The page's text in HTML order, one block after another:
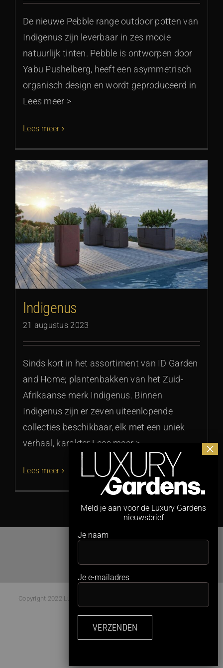
De nieuwe Pebble range outdoor potten van
Indigenus zijn leverbaar in zes mooie
natuurlijk tinten. Pebble is ontworpen door
Yabu Pushelberg, heeft een asymmetrisch
organisch design en wordt geproduceerd in
Lees meer >
Lees meer
Indigenus
21 augustus 2023
Sinds kort in het assortiment van ID Garden
and Home; plantenbakken van het Zuid-
Afrikaanse merk Indigenus. Binnen
Indigenus zijn er zeven uiteenlopende
collecties beschikbaar, elk met een uniek
verhaal, karakter Lees meer >
Lees meer
Copyright 2022 Luxury Gardens Magazine | All Rights Reserved |
Facebook
Instagram
Meld je aan voor de Luxury Gardens
nieuwsbrief
Je naam
Je e-mailadres